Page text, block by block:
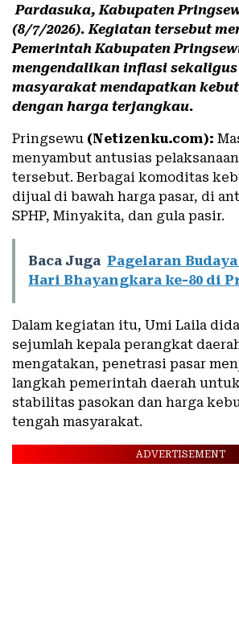
Pardasuka, Kabupaten
(8/7/2026). Kegiatan tersebut
Pemerintah Kabupaten
mengendalikan inflasi
masyarakat mendapatkan
dengan harga terjangkau.
Pringsewu (Netizenku.com):
menyambut antusias
tersebut. Berbagai komoditas
dijual di bawah harga pasar, di
SPHP, Minyakita, dan gula pasir.
Baca Juga Pagelaran
Hari Bhayangkara ke-80 di
Dalam kegiatan itu, Umi Laila
sejumlah kepala perangkat
mengatakan, penetrasi pasar
langkah pemerintah daerah
stabilitas pasokan dan harga
tengah masyarakat.
ADVERTISEMENT